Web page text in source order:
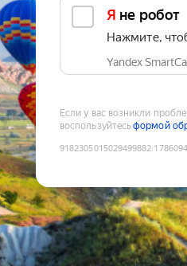
Я не робот
Нажмите,
Yandex
Если у вас возникли
воспользуйтесьформой
9182305015029499882: